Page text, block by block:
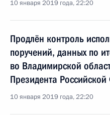
10 января 2019 года, 22:20
Продлён контроль
поручений, данных по
во Владимирской
Президента
10 января 2019 года, 22:20